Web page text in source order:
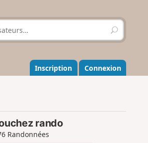
R
e
h
e
r
r
Inscription Connexion
rando
Randonnées